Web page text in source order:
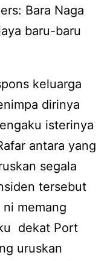
Bara Naga
baru-baru
keluarga
dirinya
isterinya
antara yang
segala
tersebut
ni memang
dekat Port
uruskan